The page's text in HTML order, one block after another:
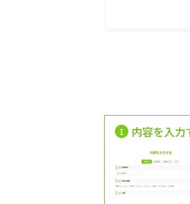
1 内容を入力